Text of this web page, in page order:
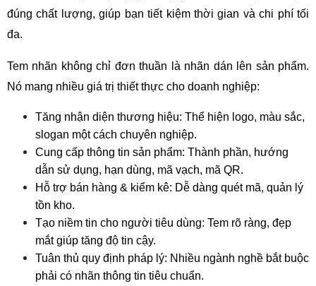
đúng chất lượng, giúp bạn tiết kiệm thời gian và chi phí tối
đa.
Tem nhãn không chỉ đơn thuần là nhãn dán lên sản phẩm.
Nó mang nhiều giá trị thiết thực cho doanh nghiệp:
Tăng nhận diện thương hiệu: Thể hiện logo, màu sắc,
slogan một cách chuyên nghiệp.
Cung cấp thông tin sản phẩm: Thành phần, hướng
dẫn sử dụng, hạn dùng, mã vạch, mã QR.
Hỗ trợ bán hàng & kiểm kê: Dễ dàng quét mã, quản lý
tồn kho.
Tạo niềm tin cho người tiêu dùng: Tem rõ ràng, đẹp
mắt giúp tăng độ tin cậy.
Tuân thủ quy định pháp lý: Nhiều ngành nghề bắt buộc
phải có nhãn thông tin tiêu chuẩn.